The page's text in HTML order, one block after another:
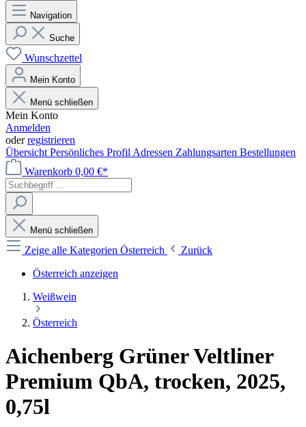
Navigation
Suche
Wunschzettel
Mein Konto
Menü schließen
Mein Konto
Anmelden
oderregistrieren
Übersicht Persönliches Profil Adressen Zahlungsarten Bestellungen
Warenkorb 0,00 €*
Menü schließen
Zeige alle Kategorien Österreich
Zurück
Österreich anzeigen
Weißwein
Österreich
Aichenberg Grüner Veltliner
Premium QbA, trocken, 2025,
0,75l